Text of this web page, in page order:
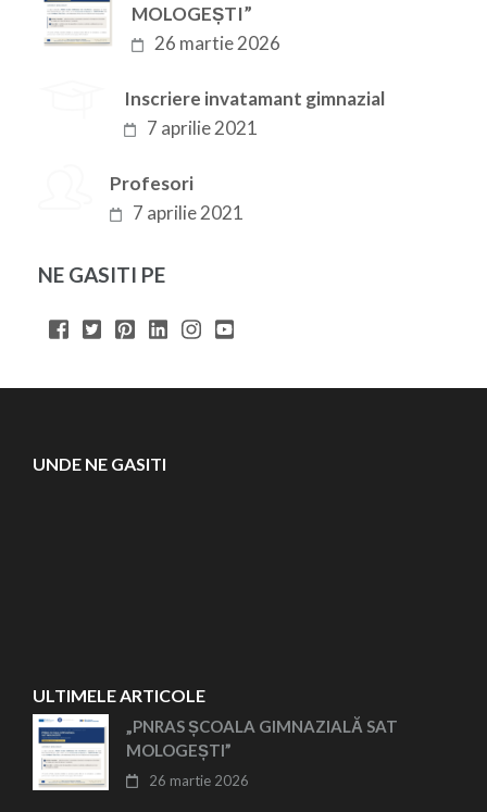
MOLOGEȘTI”
26 martie 2026
Inscriere invatamant gimnazial
7 aprilie 2021
Profesori
7 aprilie 2021
NE GASITI PE
UNDE NE GASITI
ULTIMELE ARTICOLE
„PNRAS ȘCOALA GIMNAZIALĂ SAT
MOLOGEȘTI”
26 martie 2026